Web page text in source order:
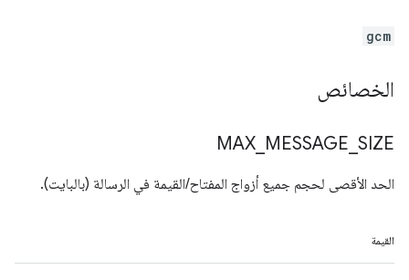
gcm
الخصائص
MAX MESSAGE SIZE
الحد الأقصى لحجم جميع أزواج المفتاح/القيمة في الرسالة (بالبايت).
القيمة